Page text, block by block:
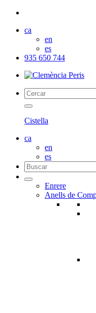
ca
en
es
935 650 744
Cistella
ca
en
es
Enrere
Anells de